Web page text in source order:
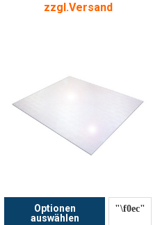
zzgl.Versand
Optionen
auswählen